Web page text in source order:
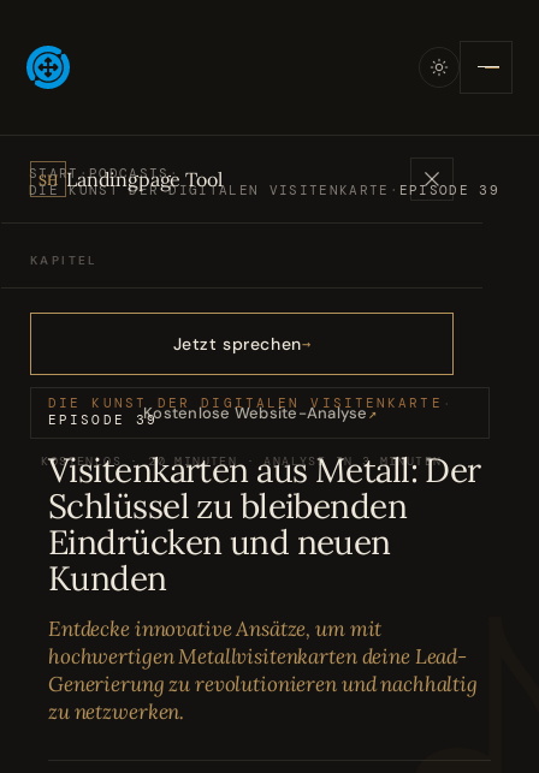
SH Landingpage Tool
KAPITEL
01 Angebote
02 Bücher
Podcasts
04 Bewertungen
05 Karriere
06 Partnerprogramm
Jetzt sprechen
Kostenlose Website-Analyse↗
KOSTENLOS · 20 MINUTEN · ANALYSE IN 3 MINUTEN
START·PODCASTS·
DIE KUNST DER DIGITALEN VISITENKARTE · EPISODE 39
DIE KUNST DER DIGITALEN VISITENKARTE ·
EPISODE 39
Visitenkarten aus Metall: Der
Schlüssel zu bleibenden
Eindrücken und neuen
Kunden
Entdecke innovative Ansätze, um mit
hochwertigen Metallvisitenkarten deine Lead-
Generierung zu revolutionieren und nachhaltig
zu netzwerken.